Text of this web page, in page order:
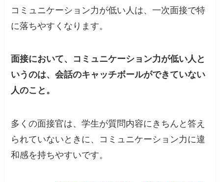
コミュニケーション力が低い人は、一次面接で特
に落ちやすくなります。
面接において、コミュニケーション力が低い人と
いうのは、会話のキャッチボールができていない
人のこと。
多くの面接官は、学生が質問内容にきちんと答え
られていないときに、コミュニケーション力に違
和感を持ちやすいです。